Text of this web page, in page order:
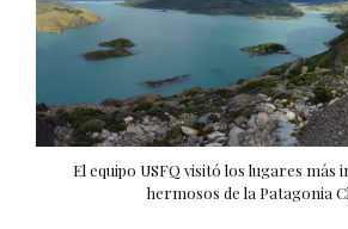
El equipo USFQ visitó los lugares más
hermosos de la Patagonia